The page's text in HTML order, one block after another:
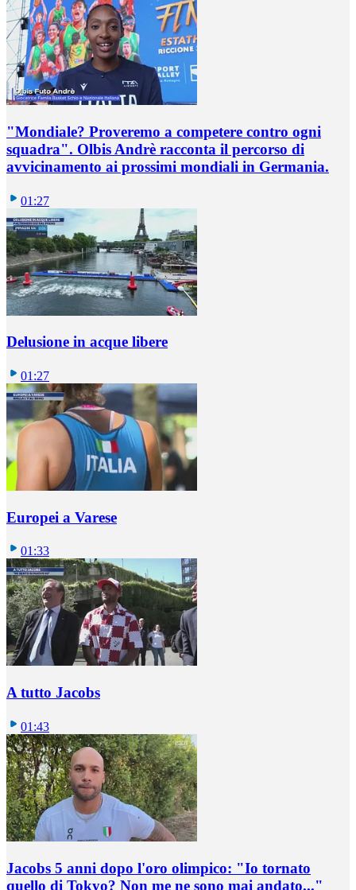
"Mondiale? Proveremo a competere contro ogni
squadra". Olbis Andrè racconta il percorso di
avvicinamento ai prossimi mondiali in Germania.
01:27
Delusione in acque libere
01:27
Europei a Varese
01:33
A tutto Jacobs
01:43
Jacobs 5 anni dopo l'oro olimpico: "Io tornato
quello di Tokyo? Non me ne sono mai andato..."